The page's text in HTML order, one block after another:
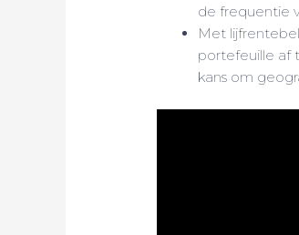
de frequentie
Met
portefeuille af
kans om